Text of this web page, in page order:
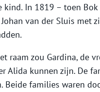
kind. In 1819 – toen
van der Sluis met
raam zou Gardina, de
Alida kunnen zijn. De
Beide families waren